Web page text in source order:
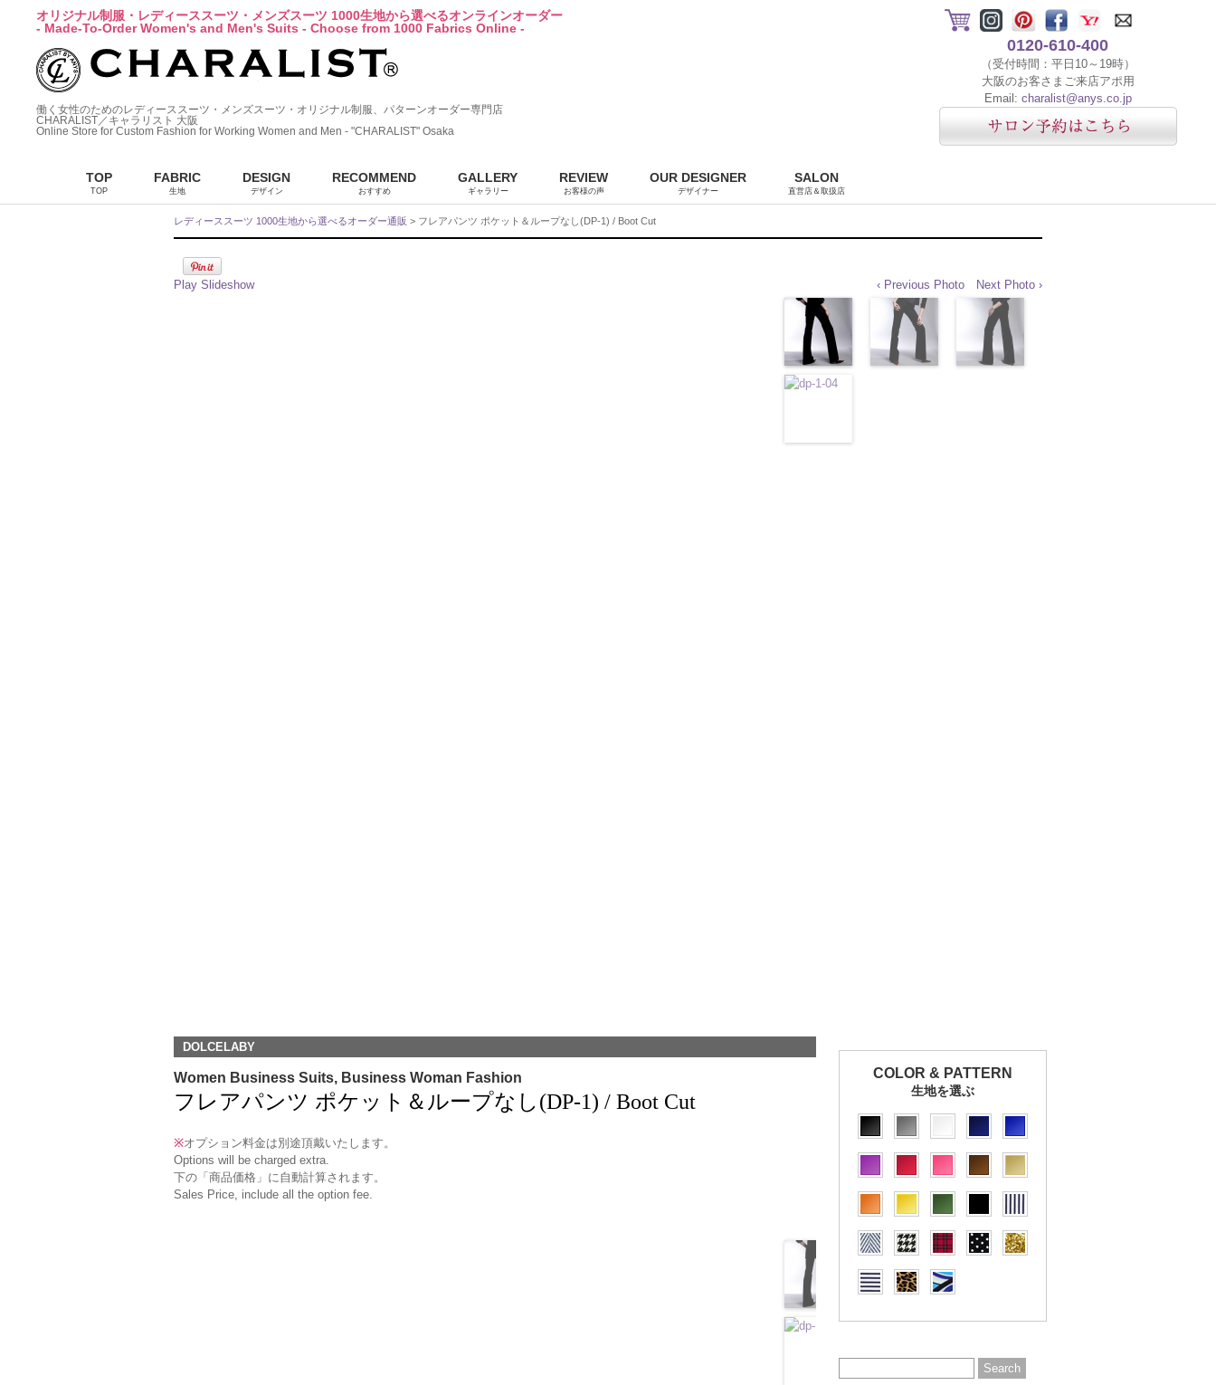
オリジナル制服・レディーススーツ・メンズスーツ 1000生地から選べるオンラインオーダー
- Made-To-Order Women's and Men's Suits - Choose from 1000 Fabrics Online -
働く女性のためのレディーススーツ・メンズスーツ・オリジナル制服、パターンオーダー専門店
CHARALIST／キャラリスト 大阪
Online Store for Custom Fashion for Working Women and Men - "CHARALIST" Osaka
0120-610-400
（受付時間：平日10～19時）
大阪のお客さまご来店アポ用
Email: charalist@anys.co.jp
TOP
TOP
FABRIC
生地
DESIGN
デザイン
RECOMMEND
おすすめ
GALLERY
ギャラリー
REVIEW
お客様の声
OUR DESIGNER
デザイナー
SALON
直営店＆取扱店
レディーススーツ 1000生地から選べるオーダー通販 > フレアパンツ ポケット＆ループなし(DP-1) / Boot Cut
Play Slideshow ‹ Previous Photo Next Photo ›
DOLCELABY
Women Business Suits, Business Woman Fashion
フレアパンツ ポケット＆ループなし(DP-1) / Boot Cut
※オプション料金は別途頂戴いたします。
Options will be charged extra.
下の「商品価格」に自動計算されます。
Sales Price, include all the option fee.
COLOR & PATTERN
生地を選ぶ